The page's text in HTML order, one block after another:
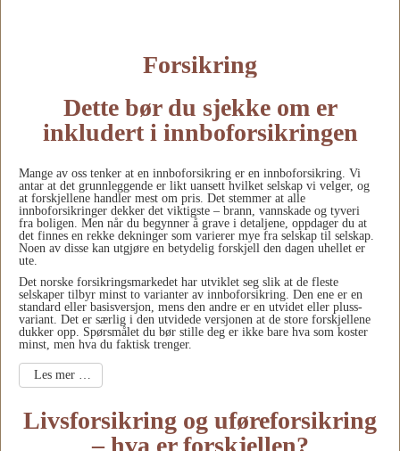
Forsikring
Dette bør du sjekke om er
inkludert i innboforsikringen
Mange av oss tenker at en innboforsikring er en innboforsikring. Vi
antar at det grunnleggende er likt uansett hvilket selskap vi velger, og
at forskjellene handler mest om pris. Det stemmer at alle
innboforsikringer dekker det viktigste – brann, vannskade og tyveri
fra boligen. Men når du begynner å grave i detaljene, oppdager du at
det finnes en rekke dekninger som varierer mye fra selskap til selskap.
Noen av disse kan utgjøre en betydelig forskjell den dagen uhellet er
ute.
Det norske forsikringsmarkedet har utviklet seg slik at de fleste
selskaper tilbyr minst to varianter av innboforsikring. Den ene er en
standard eller basisversjon, mens den andre er en utvidet eller pluss-
variant. Det er særlig i den utvidede versjonen at de store forskjellene
dukker opp. Spørsmålet du bør stille deg er ikke bare hva som koster
minst, men hva du faktisk trenger.
Les mer …
Livsforsikring og uføreforsikring
– hva er forskjellen?